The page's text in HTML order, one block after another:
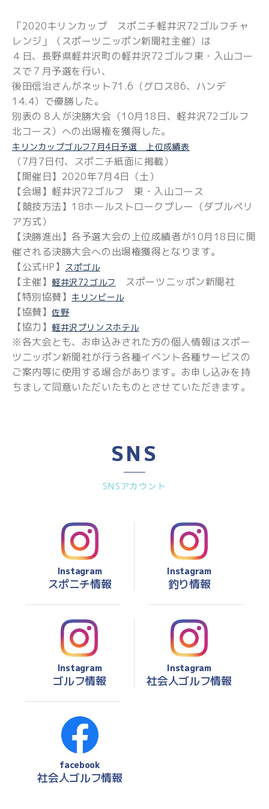
「2020キリンカップ スポニチ軽井沢72ゴルフチャ
レンジ」（スポーツニッポン新聞社主催）は
４日、長野県軽井沢町の軽井沢72ゴルフ東・入山コー
スで７月予選を行い、
後田信治さんがネット71.6（グロス86、ハンデ
14.4）で優勝した。
別表の８人が決勝大会（10月18日、軽井沢72ゴルフ
北コース）への出場権を獲得した。
キリンカップゴルフ7月4日予選 上位成績表
（7月7日付、スポニチ紙面に掲載）
【開催日】2020年7月4日（土）
【会場】軽井沢72ゴルフ 東・入山コース
【競技方法】18ホールストロークプレー（ダブルペリ
ア方式）
【決勝進出】各予選大会の上位成績者が10月18日に開
催される決勝大会への出場権獲得となります。
【公式HP】 スポゴル
【主催】 軽井沢72ゴルフ
スポーツニッポン新聞社
【特別協賛】 キリンビール
【協賛】佐野
【協力】 軽井沢プリンスホテル
※各大会とも、お申込みされた方の個人情報はスポー
ツニッポン新聞社が行う各種イベント各種サービスの
ご案内等に使用する場合があります。お申し込みを持
ちまして同意いただいたものとさせていただきます。
SNS
SNSアカウント
Instagram
スポニチ情報
Instagram
釣り情報
Instagram
ゴルフ情報
Instagram
社会人ゴルフ情報
facebook
社会人ゴルフ情報